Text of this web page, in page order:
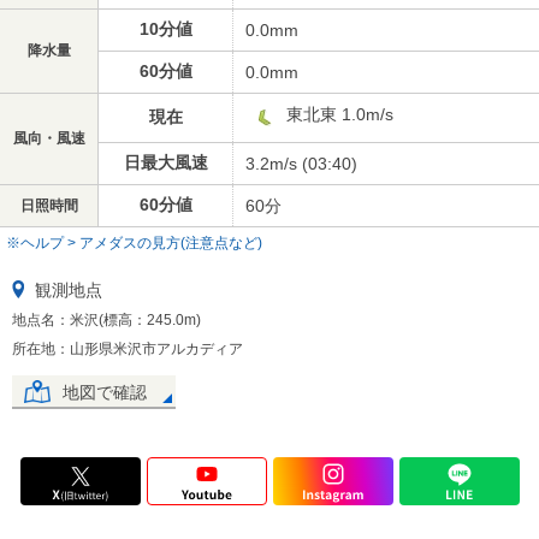
降水量
10分値 0.0mm
60分値 0.0mm
風向・風速
現在 東北東 1.0m/s
日最大風速 3.2m/s (03:40)
日照時間 60分値 60分
※ヘルプ > アメダスの見方(注意点など)
観測地点
地点名：米沢(標高：245.0m)
所在地：山形県米沢市アルカディア
地図で確認